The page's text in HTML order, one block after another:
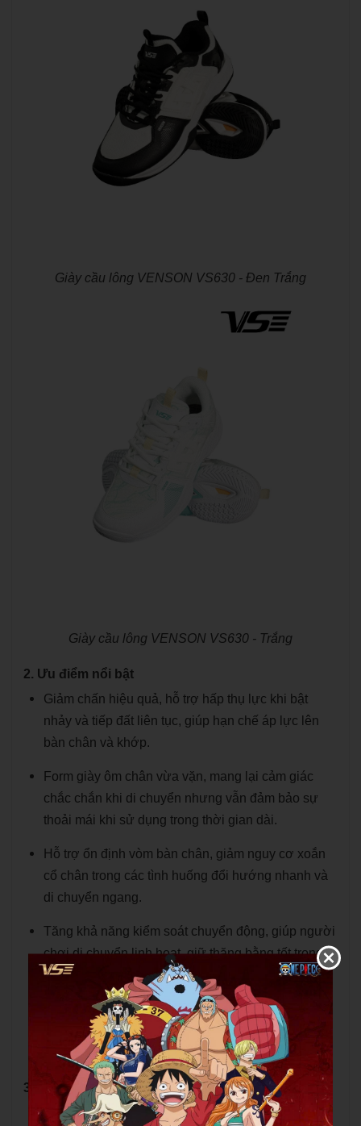
Giày cầu lông VENSON VS630 - Đen Trắng
Giày cầu lông VENSON VS630 - Trắng
2. Ưu điểm nổi bật
Giảm chấn hiệu quả, hỗ trợ hấp thụ lực khi bật
nhảy và tiếp đất liên tục, giúp hạn chế áp lực lên
bàn chân và khớp.
Form giày ôm chân vừa vặn, mang lại cảm giác
chắc chắn khi di chuyển nhưng vẫn đảm bảo sự
thoải mái khi sử dụng trong thời gian dài.
Hỗ trợ ổn định vòm bàn chân, giảm nguy cơ xoắn
cổ chân trong các tình huống đổi hướng nhanh và
di chuyển ngang.
Tăng khả năng kiểm soát chuyển động, giúp người
chơi di chuyển linh hoạt, giữ thăng bằng tốt trong
cả lối đánh tấn công lẫn phòng thủ.
Chất liệu bền bỉ, thoáng khí, duy trì sự khô ráo và
dễ chịu cho bàn chân khi tập luyện hoặc thi đấu
cường độ cao.
3. Thông số kỹ thuật
Form giày: U-Shape, phù hợp với bàn chân bè